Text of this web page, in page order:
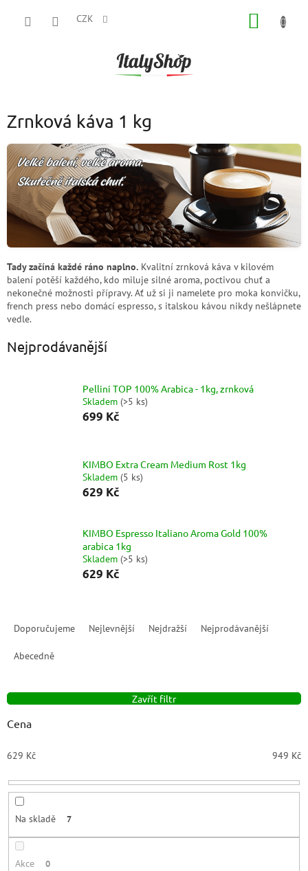
CZK
Zrnková káva 1 kg
Tady začíná každé ráno naplno. Kvalitní zrnková káva v kilovém
balení potěší každého, kdo miluje silné aroma, poctivou chuť a
nekonečné možnosti přípravy. Ať už si ji namelete pro moka konvičku,
french press nebo domácí espresso, s italskou kávou nikdy nešlápnete
vedle.
Nejprodávanější
Pellini TOP 100% Arabica - 1kg, zrnková
Skladem (>5 ks)
699 Kč
KIMBO Extra Cream Medium Rost 1kg
Skladem (5 ks)
629 Kč
KIMBO Espresso Italiano Aroma Gold 100%
arabica 1kg
Skladem (>5 ks)
629 Kč
p
r
o
d
u
k
t
Doporučujeme Nejlevnější Nejdražší Nejprodávanější
Abecedně
Zavřít filtr
Cena
629 Kč 949 Kč
Na skladě 7
Akce 0